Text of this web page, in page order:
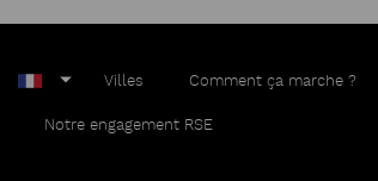
Villes Comment ça marche ?
Notre engagement RSE